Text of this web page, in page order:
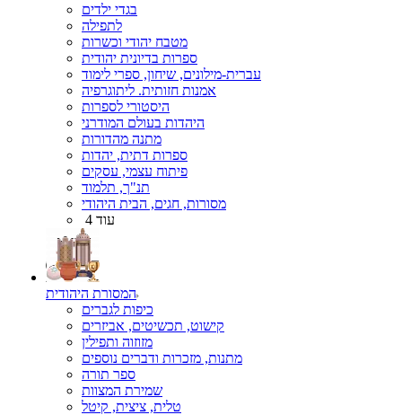
בגדי ילדים
לתפילה
מטבח יהודי וכשרות
ספרות בדיונית יהודית
עברית-מילונים, שיחון, ספרי לימוד
אמנות חזותית. ליתוגרפיה
היסטורי לספרות
היהדות בעולם המודרני
מתנה מהדורות
ספרות דתית, יהדות
פיתוח עצמי, עסקים
תנ"ך, תלמוד
מסורות, חגים, הבית היהודי
עוד 4
המסורת היהודית
כיפות לגברים
קישוט, תכשיטים, אביזרים
מזוזוה ותפילין
מתנות, מזכרות ודברים נוספים
ספר תורה
שמירת המצוות
טלית, ציצית, קיטל